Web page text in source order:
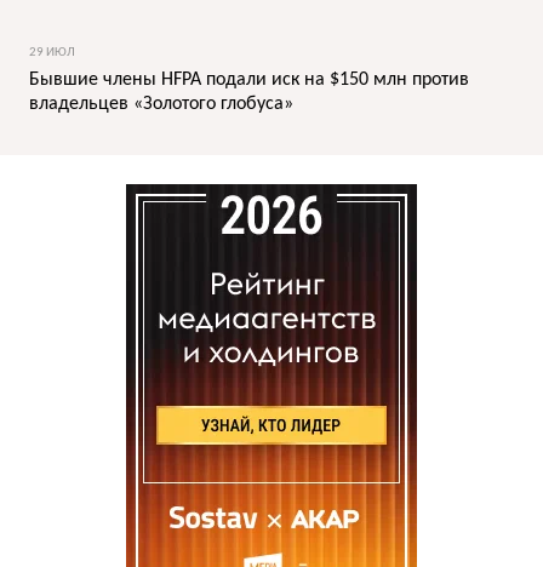
29 ИЮЛ
Бывшие члены HFPA подали иск на $150 млн против
владельцев «Золотого глобуса»